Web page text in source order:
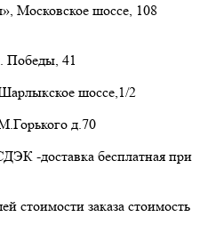
Московское шоссе, 108
Победы, 41
шоссе,1/2
д.70
-доставка бесплатная при
стоимости заказа стоимость